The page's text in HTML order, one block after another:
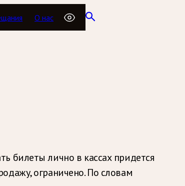
О нас
билеты лично в кассах придется
ограничено. По словам